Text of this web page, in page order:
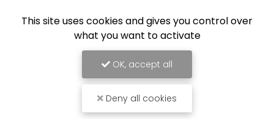
This site uses cookies and gives you control over
what you want to activate
OK, accept all
Deny all cookies